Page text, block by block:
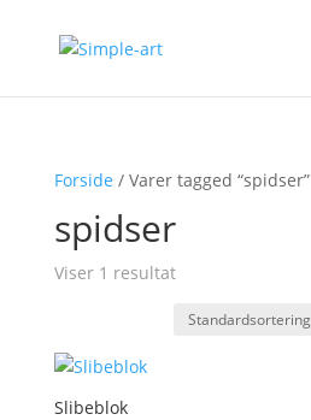
Forside / Varer tagged “spidser”
spidser
Viser 1 resultat
Slibeblok